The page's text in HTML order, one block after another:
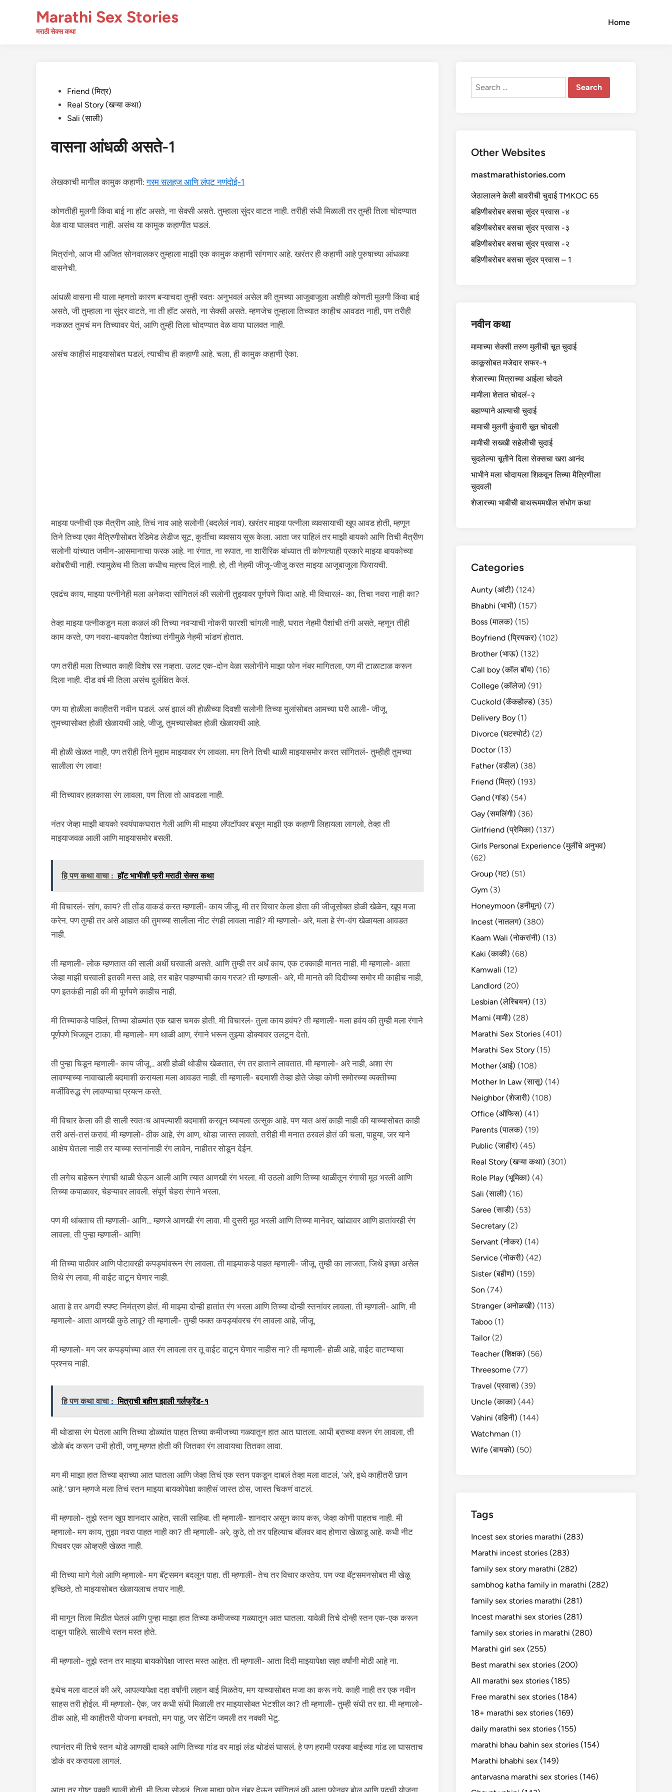
Marathi Sex Stories
मराठी सेक्स कथा
Home
PostedFriend (मित्र)
Real Story (खऱ्या कथा)
Sali (साली)
वासना आंधळी असते-1
लेखकाची मागील कामुक कहाणी:गरम सलहज आणि लंपट नणंदोई-1
कोणतीही मुलगी किंवा बाई ना हॉट असते, ना सेक्सी असते. तुम्हाला सुंदर वाटत नाही. तरीही संधी मिळाली तर तुम्ही तिला चोदण्यात
वेळ वाया घालवत नाही. असंच या कामुक कहाणीत घडलं.
मित्रांनो, आज मी अजित सोनवालकर तुम्हाला माझी एक कामुक कहाणी सांगणार आहे. खरंतर ही कहाणी आहे पुरुषाच्या आंधळ्या
वासनेची.
आंधळी वासना मी याला म्हणतो कारण बऱ्याचदा तुम्ही स्वतः अनुभवलं असेल की तुमच्या आजूबाजूला अशीही कोणती मुलगी किंवा बाई
असते, जी तुम्हाला ना सुंदर वाटते, ना ती हॉट असते, ना सेक्सी असते. म्हणजेच तुम्हाला तिच्यात काहीच आवडत नाही, पण तरीही
नकळत तुमचं मन तिच्यावर येतं, आणि तुम्ही तिला चोदण्यात वेळ वाया घालवत नाही.
असंच काहीसं माझ्यासोबत घडलं, त्याचीच ही कहाणी आहे. चला, ही कामुक कहाणी ऐका.
माझ्या पत्नीची एक मैत्रीण आहे, तिचं नाव आहे सलोनी (बदलेलं नाव). खरंतर माझ्या पत्नीला व्यवसायाची खूप आवड होती, म्हणून
तिने तिच्या एका मैत्रिणीसोबत रेडिमेड लेडीज सूट, कुर्तीचा व्यवसाय सुरू केला. आता जर पाहिलं तर माझी बायको आणि तिची मैत्रीण
सलोनी यांच्यात जमीन-आसमानाचा फरक आहे. ना रंगात, ना रूपात, ना शारीरिक बांध्यात ती कोणत्याही प्रकारे माझ्या बायकोच्या
बरोबरीची नाही. त्यामुळेच मी तिला कधीच महत्त्व दिलं नाही. हो, ती नेहमी जीजू-जीजू करत माझ्या आजूबाजूला फिरायची.
एवढंच काय, माझ्या पत्नीनेही मला अनेकदा सांगितलं की सलोनी तुझ्यावर पूर्णपणे फिदा आहे. मी विचारलं- का, तिचा नवरा नाही का?
तेव्हा माझ्या पत्नीकडून मला कळलं की तिच्या नवऱ्याची नोकरी फारशी चांगली नाही, घरात नेहमी पैशांची तंगी असते, म्हणून तीही
काम करते, पण नवरा-बायकोत पैशांच्या तंगीमुळे नेहमी भांडणं होतात.
पण तरीही मला तिच्यात काही विशेष रस नव्हता. उलट एक-दोन वेळा सलोनीने माझा फोन नंबर मागितला, पण मी टाळाटाळ करून
दिला नाही. दीड वर्ष मी तिला असंच दुर्लक्षित केलं.
पण या होळीला काहीतरी नवीन घडलं. असं झालं की होळीच्या दिवशी सलोनी तिच्या मुलांसोबत आमच्या घरी आली- जीजू,
तुमच्यासोबत होळी खेळायची आहे, जीजू, तुमच्यासोबत होळी खेळायची आहे.
मी होळी खेळत नाही, पण तरीही तिने मुद्दाम माझ्यावर रंग लावला. मग तिने तिची थाळी माझ्यासमोर करत सांगितलं- तुम्हीही तुमच्या
सालीला रंग लावा!
मी तिच्यावर हलकासा रंग लावला, पण तिला तो आवडला नाही.
नंतर जेव्हा माझी बायको स्वयंपाकघरात गेली आणि मी माझ्या लॅपटॉपवर बसून माझी एक कहाणी लिहायला लागलो, तेव्हा ती
माझ्याजवळ आली आणि माझ्यासमोर बसली.
हि पण कथा वाचा : हॉट भाभीशी फ्री मराठी सेक्स कथा
मी विचारलं- सांग, काय? ती तोंड वाकडं करत म्हणाली- काय जीजू, मी तर विचार केला होता की जीजूसोबत होळी खेळेन, खूप मजा
करेन. पण तुम्ही तर असे आहात की तुमच्या सालीला नीट रंगही लावला नाही? मी म्हणालो- अरे, मला हे रंग-वंग खेळायला आवडत
नाही.
ती म्हणाली- लोक म्हणतात की साली अर्धी घरवाली असते. आणि तुम्ही तर अर्धं काय, एक टक्काही मानत नाही. मी म्हणालो- आता
जेव्हा माझी घरवाली इतकी मस्त आहे, तर बाहेर पाहण्याची काय गरज? ती म्हणाली- अरे, मी मानते की दिदीच्या समोर मी काहीच नाही,
पण इतकंही नाही की मी पूर्णपणे काहीच नाही.
मी तिच्याकडे पाहिलं, तिच्या डोळ्यांत एक खास चमक होती. मी विचारलं- तुला काय हवंय? ती म्हणाली- मला हवंय की तुम्ही मला रंगाने
पूर्णपणे भिजवून टाका. मी म्हणालो- मग थाळी आण, रंगाने भरून तुझ्या डोक्यावर उलटून देतो.
ती पुन्हा चिडून म्हणाली- काय जीजू… अशी होळी थोडीच खेळतात, रंग तर हाताने लावतात. मी म्हणालो- अरे नाही, अशा रंग
लावण्याच्या नावाखाली बदमाशी करायला मला आवडत नाही. ती म्हणाली- बदमाशी तेव्हा होते जेव्हा कोणी समोरच्या व्यक्तीच्या
मर्जीविरुद्ध रंग लावण्याचा प्रयत्न करते.
मी विचार केला की ही साली स्वतःच आपल्याशी बदमाशी करवून घ्यायला उत्सुक आहे. पण यात असं काही नाही की याच्यासोबत काही
तरी असं-तसं करावं. मी म्हणालो- ठीक आहे, रंग आण, थोडा जास्त लावतो. तरीही मी मनात ठरवलं होतं की चला, पाहूया, जर याने
आक्षेप घेतला नाही तर याच्या स्तनांनाही रंग लावेन, नाहीतर सोडून देईन.
ती लगेच बाहेरून रंगाची थाळी घेऊन आली आणि त्यात आणखी रंग भरला. मी उठलो आणि तिच्या थाळीतून रंगाची मूठ भरली आणि
तिच्या कपाळावर, चेहऱ्यावर लावली. संपूर्ण चेहरा रंगाने भरला.
पण मी थांबताच ती म्हणाली- आणि… म्हणजे आणखी रंग लावा. मी दुसरी मूठ भरली आणि तिच्या मानेवर, खांद्यावर आणि हातांवरही रंग
लावला. ती पुन्हा म्हणाली- आणि!
मी तिच्या पाठीवर आणि पोटावरही कपड्यांवरून रंग लावला. ती माझ्याकडे पाहत म्हणाली- जीजू, तुम्ही का लाजता, जिथे इच्छा असेल
तिथे रंग लावा, मी वाईट वाटून घेणार नाही.
आता हे तर अगदी स्पष्ट निमंत्रण होतं. मी माझ्या दोन्ही हातांत रंग भरला आणि तिच्या दोन्ही स्तनांवर लावला. ती म्हणाली- आणि. मी
म्हणालो- आता आणखी कुठे लावू? ती म्हणाली- तुम्ही फक्त कपड्यांवरच रंग लावला आहे, जीजू.
मी म्हणालो- मग जर कपड्यांच्या आत रंग लावला तर तू वाईट वाटून घेणार नाहीस ना? ती म्हणाली- होळी आहे, वाईट वाटण्याचा
प्रश्नच नाही.
हि पण कथा वाचा : मित्राची बहीण झाली गर्लफ्रेंड-१
मी थोडासा रंग घेतला आणि तिच्या डोळ्यांत पाहत तिच्या कमीजच्या गळ्यातून हात आत घातला. आधी ब्राच्या वरून रंग लावला, ती
डोळे बंद करून उभी होती, जणू म्हणत होती की जितका रंग लावायचा तितका लावा.
मग मी माझा हात तिच्या ब्राच्या आत घातला आणि जेव्हा तिचं एक स्तन पकडून दाबलं तेव्हा मला वाटलं, ‘अरे, इथे काहीतरी छान
आहे.’ छान म्हणजे मला तिचं स्तन माझ्या बायकोपेक्षा काहीसं जास्त ठोस, जास्त चिकणं वाटलं.
मी म्हणालो- तुझे स्तन खूप शानदार आहेत, साली साहिबा. ती म्हणाली- शानदार असून काय करू, जेव्हा कोणी पाहतच नाही. मी
म्हणालो- मग काय, तुझा नवरा पाहत नाही का? ती म्हणाली- अरे, कुठे, तो तर पहिल्याच बॉलवर बाद होणारा खेळाडू आहे. कधी नीट
पिचवर एक ओव्हरही खेळत नाही.
मी तिच्या मागे गेलो आणि म्हणालो- मग बॅट्समन बदलून पाहा. ती म्हणाली- तेच तर विचार करतेय. पण ज्या बॅट्समनसोबत मी खेळू
इच्छिते, तो माझ्यासोबत खेळायलाच तयार नाही.
मी मागून तिला मिठीत घेतलं आणि पुन्हा माझा हात तिच्या कमीजच्या गळ्यातून आत घातला. यावेळी तिचे दोन्ही स्तन एक-एक करून
दाबून पाहिले. सालीचे स्तन मस्त होते.
मी म्हणालो- तुझे स्तन तर माझ्या बायकोपेक्षा जास्त मस्त आहेत. ती म्हणाली- आता दिदी माझ्यापेक्षा सहा वर्षांनी मोठी आहे ना.
इथेच मला वाटलं की अरे, आपल्यापेक्षा दहा वर्षांनी लहान बाई मिळतेय, मग याच्यासोबत मजा का करू नये. काही नाही तर एक नवीन
साहस तरी होईल. मी म्हणालो- ऐक, जर कधी संधी मिळाली तर माझ्यासोबत भेटशील का? ती म्हणाली- तुम्ही संधी तर द्या. मी म्हणालो-
ठीक आहे, मी काहीतरी योजना बनवतो, मग पाहू, जर सेटिंग जमली तर नक्की भेटू.
त्यानंतर मी तिचे स्तन थोडे आणखी दाबले आणि तिच्या गांड वर माझं लंड थोडंसं घासलं. हे पण हरामी परक्या बाईच्या गांड ला घासताच
डोकं वर करायला लागलं.
आता तर गोष्ट पक्की झाली होती. मी तिला सोडलं, तिला माझा फोन नंबर देऊन सांगितलं की आता फोनवर बोलू आणि पुढची योजना
Search
Other Websites
mastmarathistories.com
जेठालालने केली बावरीची चुदाई TMKOC 65
बहिणीबरोबर बसचा सुंदर प्रवास -४
बहिणीबरोबर बसचा सुंदर प्रवास -३
बहिणीबरोबर बसचा सुंदर प्रवास -२
बहिणीबरोबर बसचा सुंदर प्रवास – 1
नवीन कथा
मामाच्या सेक्सी तरुण मुलीची चूत चुदाई
काकूसोबत मजेदार सफर-१
शेजारच्या मित्राच्या आईला चोदले
मामीला शेतात चोदलं-२
बहाण्याने आत्याची चुदाई
मामाची मुलगी कुंवारी चूत चोदली
मामीची सख्खी सहेलीची चुदाई
चुदलेल्या चूतीने दिला सेक्सचा खरा आनंद
भाभीने मला चोदायला शिकवून तिच्या मैत्रिणीला
चुदवली
शेजारच्या भाबीची बाथरूममधील संभोग कथा
Categories
Aunty (आंटी) (124)
Bhabhi (भाभी) (157)
Boss (मालक) (15)
Boyfriend (प्रियकर) (102)
Brother (भाऊ) (132)
Call boy (कॉल बॉय) (16)
College (कॉलेज) (91)
Cuckold (कॅकहोल्ड) (35)
Delivery Boy (1)
Divorce (घटस्पोर्ट) (2)
Doctor(13)
Father (वडील) (38)
Friend (मित्र) (193)
Gand (गांड) (54)
Gay (समलिंगी) (36)
Girlfriend (प्रेमिका) (137)
Girls Personal Experience (मुलींचे अनुभव)
(62)
Group (गट) (51)
Gym (3)
Honeymoon (हनीमून) (7)
Incest (नातलग) (380)
Kaam Wali (नोकरांनी) (13)
Kaki (काकी) (68)
Kamwali (12)
Landlord (20)
Lesbian (लेस्बियन) (13)
Mami (मामी) (28)
Marathi Sex Stories (401)
Marathi Sex Story (15)
Mother (आई) (108)
Mother In Law (सासू) (14)
Neighbor (शेजारी) (108)
Office (ऑफिस) (41)
Parents (पालक) (19)
Public (जाहीर) (45)
Real Story (खऱ्या कथा) (301)
Role Play (भूमिका) (4)
Sali (साली) (16)
Saree (साडी) (53)
Secretary (2)
Servant (नोकर) (14)
Service (नोकरी) (42)
Sister (बहीण) (159)
Son (74)
Stranger (अनोळखी) (113)
Taboo (1)
Tailor(2)
Teacher (शिक्षक) (56)
Threesome (77)
Travel (प्रवास) (39)
Uncle (काका) (44)
Vahini (वहिनी) (144)
Watchman (1)
Wife (बायको) (50)
Tags
Incest sex stories marathi (283)
Marathi incest stories (283)
family sex story marathi (282)
sambhog katha family in marathi (282)
family sex stories marathi (281)
Incest marathi sex stories (281)
family sex stories in marathi (280)
Marathi girl sex (255)
Best marathi sex stories (200)
All marathi sex stories (185)
Free marathi sex stories (184)
18+ marathi sex stories (169)
daily marathi sex stories (155)
marathi bhau bahin sex stories (154)
Marathi bhabhi sex (149)
antarvasna marathi sex stories (146)